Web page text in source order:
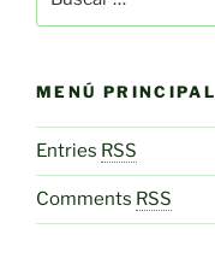
por:
MENÚ PRINCIPAL
Entries RSS
Comments RSS